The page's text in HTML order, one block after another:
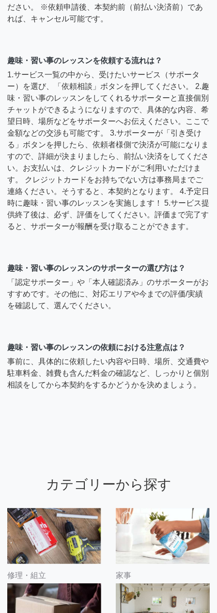
ださい。 ※依頼申請後、本契約前（前払い決済前）であ
れば、キャンセル可能です。
趣味・習い事のレッスンを依頼する流れは？
1.サービス一覧の中から、受けたいサービス（サポータ
ー）を選び、「依頼相談」ボタンを押してください。 2.趣
味・習い事のレッスンをしてくれるサポーターと直接個別
チャットができるようになりますので、具体的な内容、希
望日時、場所などをサポーターへお伝えください。ここで
金額などの交渉も可能です。 3.サポーターが「引き受け
る」ボタンを押したら、依頼者様側で決済が可能になりま
すので、詳細が決まりましたら、前払い決済をしてくださ
い。お支払いは、クレジットカードがご利用いただけま
す。 クレジットカードをお持ちでない方は事務局までご
連絡ください。そうすると、本契約となります。 4.予定日
時に趣味・習い事のレッスンを実施します！ 5.サービス提
供終了後は、必ず、評価をしてください。評価まで完了す
ると、サポーターが報酬を受け取ることができます。
趣味・習い事のレッスンのサポーターの選び方は？
「認定サポーター」や「本人確認済み」のサポーターがお
すすめです。その他に、対応エリアや今までの評価/実績
を確認して、選んでください。
趣味・習い事のレッスンの依頼における注意点は？
事前に、具体的に依頼したい内容や日時、場所、交通費や
駐車料金、雑費も含んだ料金の確認など、しっかりと個別
相談をしてから本契約をするかどうかを決めましょう。
カテゴリーから探す
修理・組立 家事